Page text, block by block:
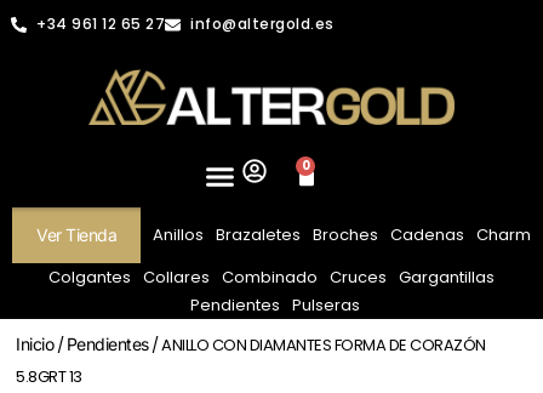
+34 961 12 65 27 info@altergold.es
0
Ver Tienda Anillos Brazaletes Broches Cadenas Charm
Colgantes Collares Combinado Cruces Gargantillas
Pendientes Pulseras
Inicio/Pendientes/ ANILLO CON DIAMANTES FORMA DE CORAZÓN
5.8GRT 13